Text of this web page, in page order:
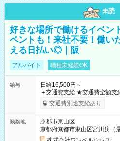
未読
好きな場所で働けるイベン
ベントも！来社不要！働い
える日払い◎｜阪
アルバイト 職種未経験OK
給与
日給16,500円～
＋交通費支給 ★交通費全額支給！ ★日払いOK！（規定あり） ┗
働いたその日に現金GET♪ お
交通費別途支給あり
勤務地
京都市東山区
京都府京都市東山区宮川筋（